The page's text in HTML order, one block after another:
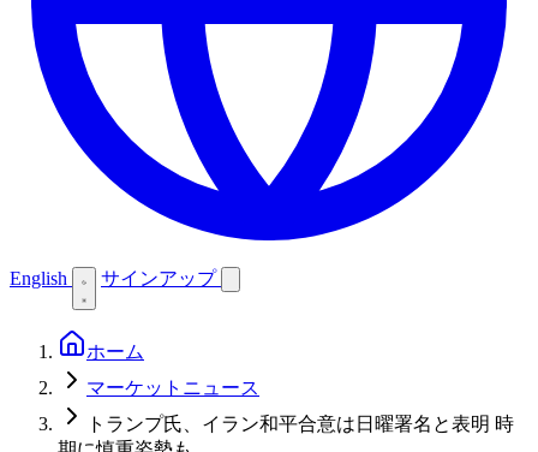
English サインアップ
ホーム
マーケットニュース
トランプ氏、イラン和平合意は日曜署名と表明 時